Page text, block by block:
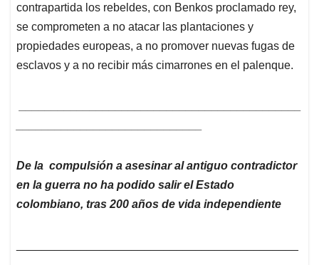
contrapartida los rebeldes, con Benkos proclamado rey,
se comprometen a no atacar las plantaciones y
propiedades europeas, a no promover nuevas fugas de
esclavos y a no recibir más cimarrones en el palenque.
De la compulsión a asesinar al antiguo contradictor
en la guerra no ha podido salir el Estado
colombiano, tras 200 años de vida independiente